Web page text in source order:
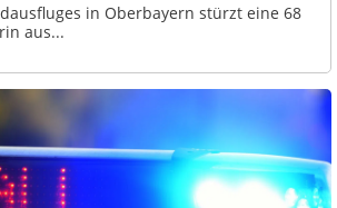
in Oberbayern stürzt eine 68
aus...